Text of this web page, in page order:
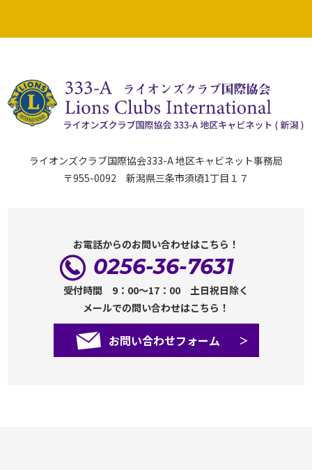
ライオンズクラブ国際協会333-A 地区キャビネット事務局
〒955-0092 新潟県三条市須頃1丁目１７
お電話からのお問い合わせはこちら！
0256-36-7631
受付時間 9：00～17：00 土日祝日除く
メールでの問い合わせはこちら！
お問い合わせフォーム